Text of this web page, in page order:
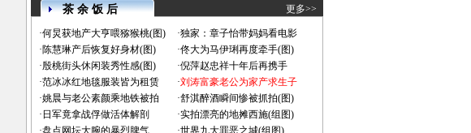
茶 余 饭 后 更多>>
·何炅获地产大亨喂猕猴桃(图) ·独家：章子怡带妈妈看电影
·陈慧琳产后恢复好身材(图) ·佟大为马伊琍再度牵手(图)
·殷桃街头休闲装秀性感(图) ·倪萍赵忠祥十年后再携手
·范冰冰红地毯服装皆为租赁 ·刘涛富豪老公为家产求生子
·姚晨与老公素颜乘地铁被拍 ·舒淇醉酒瞬间惨被抓拍(图)
· 日军竟拿战俘做活体解剖 ·实拍漂亮的地摊西施(组图)
·盘点网坛大腕的暴烈脾气 ·世界九大罪恶之城(组图)